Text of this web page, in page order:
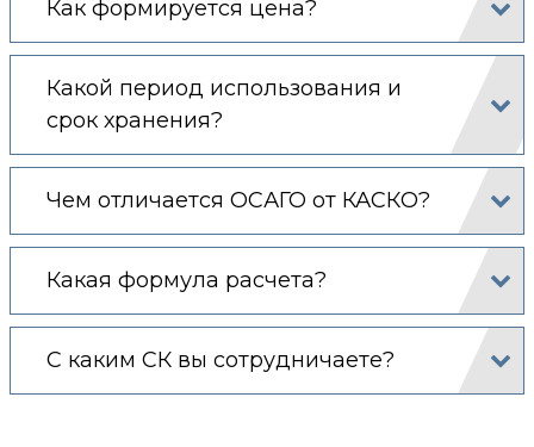
Как формируется цена?
Какой период использования и
срок хранения?
Чем отличается ОСАГО от КАСКО?
Какая формула расчета?
С каким СК вы сотрудничаете?